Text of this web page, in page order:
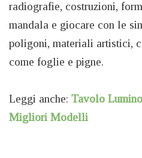
radiografie, costruzioni,
mandala e giocare con le
poligoni, materiali artistici,
come foglie e pigne.
Leggi anche: Tavolo
Migliori Modelli